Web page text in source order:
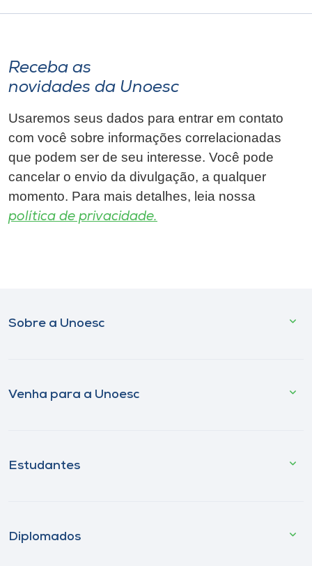
Receba as
novidades da Unoesc
Usaremos seus dados para entrar em contato
com você sobre informações correlacionadas
que podem ser de seu interesse. Você pode
cancelar o envio da divulgação, a qualquer
momento. Para mais detalhes, leia nossa
política de privacidade.
Sobre a Unoesc
Venha para a Unoesc
Estudantes
Diplomados